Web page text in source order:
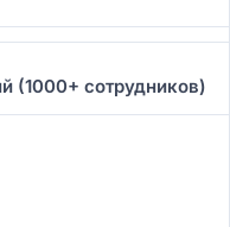
(1000+ сотрудников)